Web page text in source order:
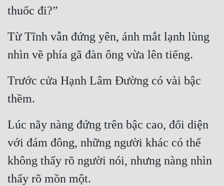
thuốc đi?”
Từ Tĩnh vẫn đứng yên, ánh mắt lạnh lùng
nhìn về phía gã đàn ông vừa lên tiếng.
Trước cửa Hạnh Lâm Đường có vài bậc
thềm.
Lúc nãy nàng đứng trên bậc cao, đối diện
với đám đông, những người khác có thể
không thấy rõ người nói, nhưng nàng nhìn
thấy rõ mồn một.